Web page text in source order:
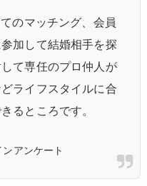
のマッチング、会員
加して結婚相手を探
て専任のプロ仲人が
ライフスタイルに合
るところです。
アンケート